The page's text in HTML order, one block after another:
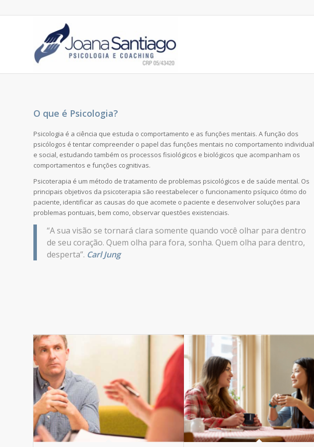
O que é Psicologia?
Psicologia é a ciência que estuda o comportamento e as funções mentais. A função dos
psicólogos é tentar compreender o papel das funções mentais no comportamento individual
e social, estudando também os processos fisiológicos e biológicos que acompanham os
comportamentos e funções cognitivas.
Psicoterapia é um método de tratamento de problemas psicológicos e de saúde mental. Os
principais objetivos da psicoterapia são reestabelecer o funcionamento psíquico ótimo do
paciente, identificar as causas do que acomete o paciente e desenvolver soluções para
problemas pontuais, bem como, observar questões existenciais.
“A sua visão se tornará clara somente quando você olhar para dentro
de seu coração. Quem olha para fora, sonha. Quem olha para dentro,
desperta”. Carl Jung